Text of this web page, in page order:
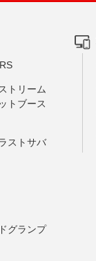
トリーム
トブース
ストサバ
グランプ